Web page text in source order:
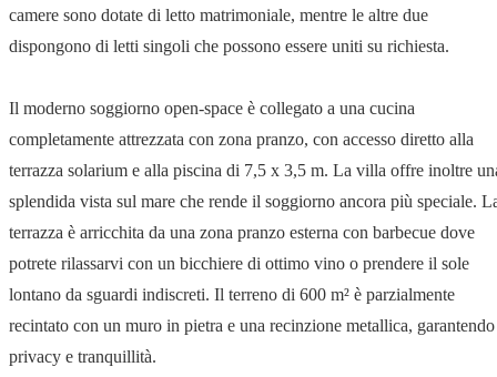
camere sono dotate di letto matrimoniale, mentre le altre due
dispongono di letti singoli che possono essere uniti su richiesta.
Il moderno soggiorno open-space è collegato a una cucina
completamente attrezzata con zona pranzo, con accesso diretto alla
terrazza solarium e alla piscina di 7,5 x 3,5 m. La villa offre inoltre
splendida vista sul mare che rende il soggiorno ancora più speciale.
terrazza è arricchita da una zona pranzo esterna con barbecue dove
potrete rilassarvi con un bicchiere di ottimo vino o prendere il sole
lontano da sguardi indiscreti. Il terreno di 600 m² è parzialmente
recintato con un muro in pietra e una recinzione metallica, garantendo
privacy e tranquillità.